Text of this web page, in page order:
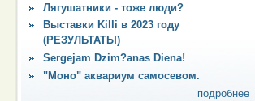
Лягушатники - тоже люди?
Выставки Killi в 2023 году
(РЕЗУЛЬТАТЫ)
Sergejam Dzim?anas Diena!
"Моно" аквариум самосевом.
подробнее